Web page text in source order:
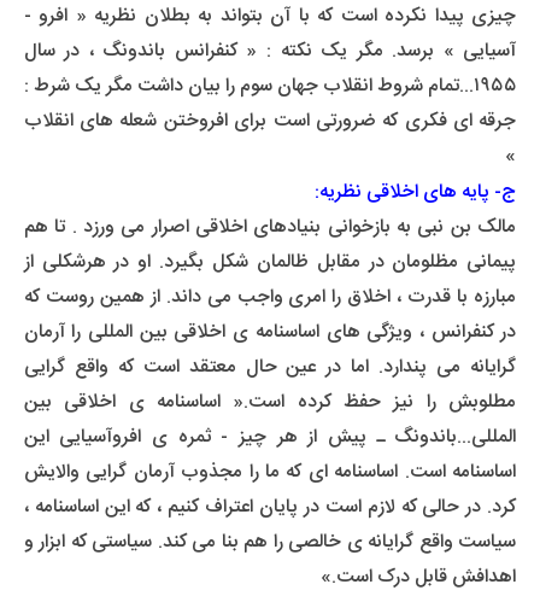
چیزی پیدا نکرده است که با آن بتواند به بطلان نظریه « افرو -
آسیایی » برسد. مگر یک نکته : « کنفرانس باندونگ ، در سال
۱۹۵۵...تمام شروط انقلاب جهان سوم را بیان داشت مگر یک شرط :
جرقه ای فکری که ضرورتی است برای افروختن شعله های انقلاب
»
ج- پایه های اخلاقی نظریه:
مالک بن نبی به بازخوانی بنیادهای اخلاقی اصرار می ورزد . تا هم
پیمانی مظلومان در مقابل ظالمان شکل بگیرد. او در هرشکلی از
مبارزه با قدرت ، اخلاق را امری واجب می داند. از همین روست که
در کنفرانس ، ویژگی های اساسنامه ی اخلاقی بین المللی را آرمان
گرایانه می پندارد. اما در عین حال معتقد است که واقع گرایی
مطلوبش را نیز حفظ کرده است.« اساسنامه ی اخلاقی بین
المللی...باندونگ ـ پیش از هر چیز - ثمره ی افروآسیایی این
اساسنامه است. اساسنامه ای که ما را مجذوب آرمان گرایی والایش
کرد. در حالی که لازم است در پایان اعتراف کنیم ، که این اساسنامه ،
سیاست واقع گرایانه ی خالصی را هم بنا می کند. سیاستی که ابزار و
اهدافش قابل درک است.»